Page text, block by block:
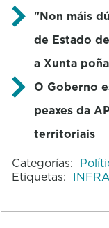
"Non máis
de Estado
a Xunta
O Goberno
peaxes da
territoriais
Categorías:
Etiquetas: